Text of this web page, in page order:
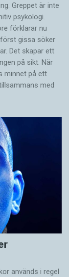
Greppet är inte
psykologi.
förklarar nu
gissa ­söker
Det skapar ett
på sikt. När
minnet på ett
med
används i regel